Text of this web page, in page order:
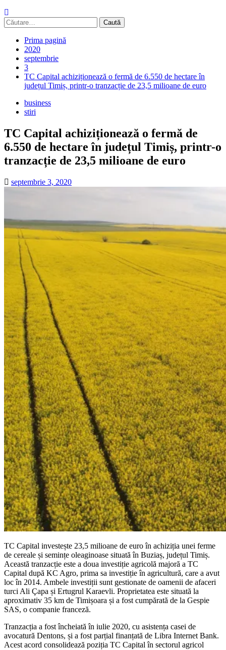
Caută
după:
Prima pagină
2020
septembrie
3
TC Capital achiziționează o fermă de 6.550 de hectare în
județul Timiș, printr-o tranzacție de 23,5 milioane de euro
business
stiri
TC Capital achiziționează o fermă de
6.550 de hectare în județul Timiș, printr-o
tranzacție de 23,5 milioane de euro
septembrie 3, 2020
TC Capital investește 23,5 milioane de euro în achiziția unei ferme
de cereale și semințe oleaginoase situată în Buziaș, județul Timiș.
Această tranzacție este a doua investiție agricolă majoră a TC
Capital după KC Agro, prima sa investiție în agricultură, care a avut
loc în 2014. Ambele investiții sunt gestionate de oamenii de afaceri
turci Ali Çapa și Ertugrul Karaevli. Proprietatea este situată la
aproximativ 35 km de Timișoara și a fost cumpărată de la Gespie
SAS, o companie franceză.
Tranzacția a fost încheiată în iulie 2020, cu asistența casei de
avocatură Dentons, și a fost parțial finanțată de Libra Internet Bank.
Acest acord consolidează poziția TC Capital în sectorul agricol